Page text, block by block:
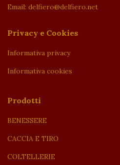
Email: delfiero@delfiero.net
Privacy e Cookies
Informativa privacy
Informativa cookies
Prodotti
BENESSERE
CACCIA E TIRO
COLTELLERIE